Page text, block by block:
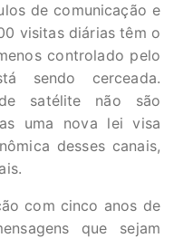
de comunicação e
visitas diárias têm o
controlado pelo
sendo cerceada.
satélite não são
uma nova lei visa
desses canais,
com cinco anos de
que sejam